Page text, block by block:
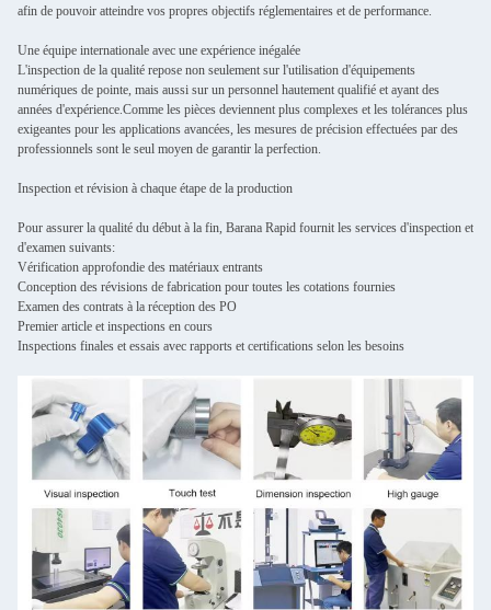
afin de pouvoir atteindre vos propres objectifs réglementaires et de performance.
Une équipe internationale avec une expérience inégalée
L'inspection de la qualité repose non seulement sur l'utilisation d'équipements
numériques de pointe, mais aussi sur un personnel hautement qualifié et ayant des
années d'expérience.Comme les pièces deviennent plus complexes et les tolérances plus
exigeantes pour les applications avancées, les mesures de précision effectuées par des
professionnels sont le seul moyen de garantir la perfection.
Inspection et révision à chaque étape de la production
Pour assurer la qualité du début à la fin, Barana Rapid fournit les services d'inspection et
d'examen suivants:
Vérification approfondie des matériaux entrants
Conception des révisions de fabrication pour toutes les cotations fournies
Examen des contrats à la réception des PO
Premier article et inspections en cours
Inspections finales et essais avec rapports et certifications selon les besoins